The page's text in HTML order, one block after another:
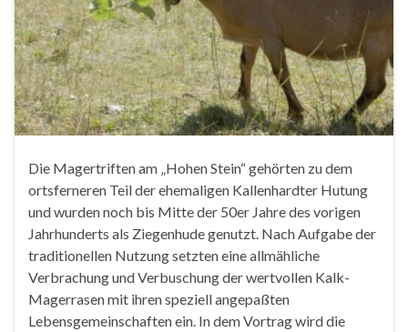
Die Magertriften am „Hohen Stein“ gehörten zu dem
ortsferneren Teil der ehemaligen Kallenhardter Hutung
und wurden noch bis Mitte der 50er Jahre des vorigen
Jahrhunderts als Ziegenhude genutzt. Nach Aufgabe der
traditionellen Nutzung setzten eine allmähliche
Verbrachung und Verbuschung der wertvollen Kalk-
Magerrasen mit ihren speziell angepaßten
Lebensgemeinschaften ein. In dem Vortrag wird die